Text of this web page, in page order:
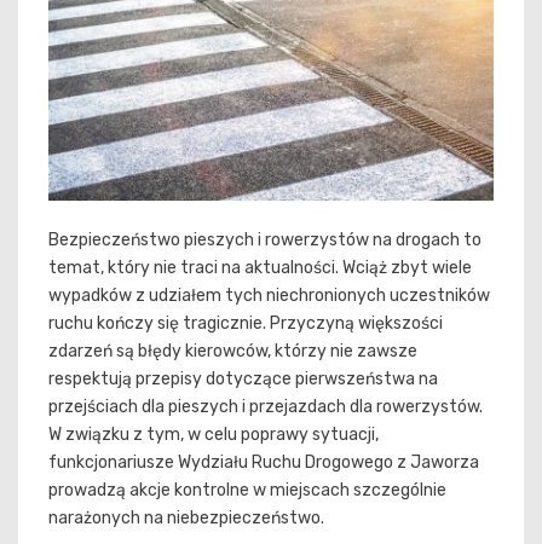
Bezpieczeństwo pieszych i rowerzystów na drogach to
temat, który nie traci na aktualności. Wciąż zbyt wiele
wypadków z udziałem tych niechronionych uczestników
ruchu kończy się tragicznie. Przyczyną większości
zdarzeń są błędy kierowców, którzy nie zawsze
respektują przepisy dotyczące pierwszeństwa na
przejściach dla pieszych i przejazdach dla rowerzystów.
W związku z tym, w celu poprawy sytuacji,
funkcjonariusze Wydziału Ruchu Drogowego z Jaworza
prowadzą akcje kontrolne w miejscach szczególnie
narażonych na niebezpieczeństwo.